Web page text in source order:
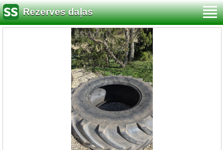
Rezerves daļas